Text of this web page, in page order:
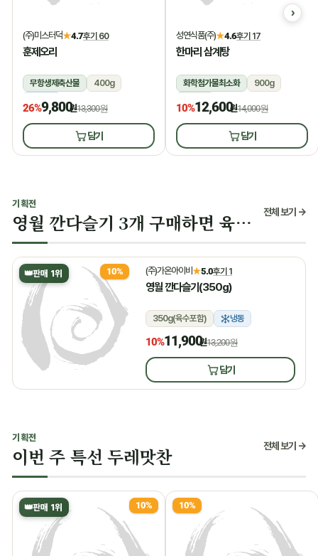
(주)미스터덕★4.7후기 60
훈제오리
무항생제축산물
400g
냉동
26%9,800원13,300원
담기
성연식품(주)★4.6후기 17
한마리 삼계탕
화학첨가물최소화
900g
상온
10%12,600원14,000원
담기
기획전
영월 깐다슬기 3개 구매하면 육수 증정 전체 보기 →
👑판매 1위 10% (주)가온아이비★5.0후기 1
영월 깐다슬기(350g)
350g(육수포함) 냉동
10%11,900원13,200원
담기
기획전
이번 주 특선 두레맛찬 전체 보기 →
👑판매 1위 10% 10%